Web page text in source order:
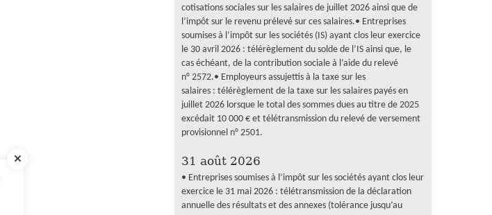
cotisations sociales sur les salaires de juillet 2026 ainsi que de
l’impôt sur le revenu prélevé sur ces salaires.• Entreprises
soumises à l’impôt sur les sociétés (IS) ayant clos leur exercice
le 30 avril 2026 : télérèglement du solde de l’IS ainsi que, le
cas échéant, de la contribution sociale à l’aide du relevé
n° 2572.• Employeurs assujettis à la taxe sur les
salaires : télérèglement de la taxe sur les salaires payés en
juillet 2026 lorsque le total des sommes dues au titre de 2025
excédait 10 000 € et télétransmission du relevé de versement
provisionnel n° 2501.
31 août 2026
• Entreprises soumises à l’impôt sur les sociétés ayant clos leur
exercice le 31 mai 2026 : télétransmission de la déclaration
annuelle des résultats et des annexes (tolérance jusqu’au